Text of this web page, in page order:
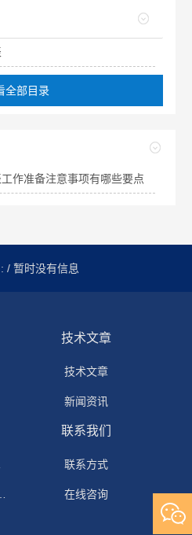
全部目录
作准备注意事项有哪些要点
/ 暂时没有信息
技术文章
技术文章
新闻资讯
联系我们
联系方式
在线咨询